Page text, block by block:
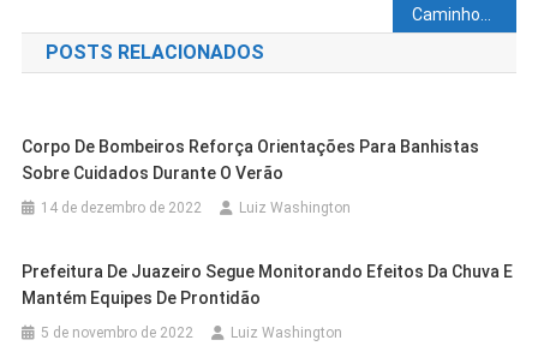
de
Post
Caminhonheiro com porte ilegal de arma e rebite é detido em Petrolina
POSTS RELACIONADOS
Corpo De Bombeiros Reforça Orientações Para Banhistas
Sobre Cuidados Durante O Verão
14 de dezembro de 2022 Luiz Washington
Prefeitura De Juazeiro Segue Monitorando Efeitos Da Chuva E
Mantém Equipes De Prontidão
5 de novembro de 2022 Luiz Washington